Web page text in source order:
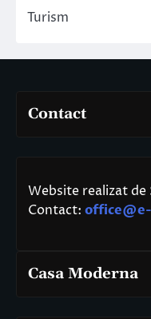
Turism
Contact
Website realizat de
Contact:
Casa Moderna